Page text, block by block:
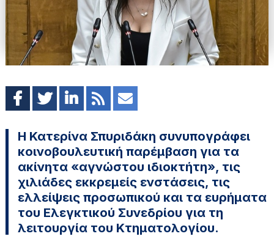
Η Κατερίνα Σπυριδάκη συνυπογράφει
κοινοβουλευτική παρέμβαση για τα
ακίνητα «αγνώστου ιδιοκτήτη», τις
χιλιάδες εκκρεμείς ενστάσεις, τις
ελλείψεις προσωπικού και τα ευρήματα
του Ελεγκτικού Συνεδρίου για τη
λειτουργία του Κτηματολογίου.